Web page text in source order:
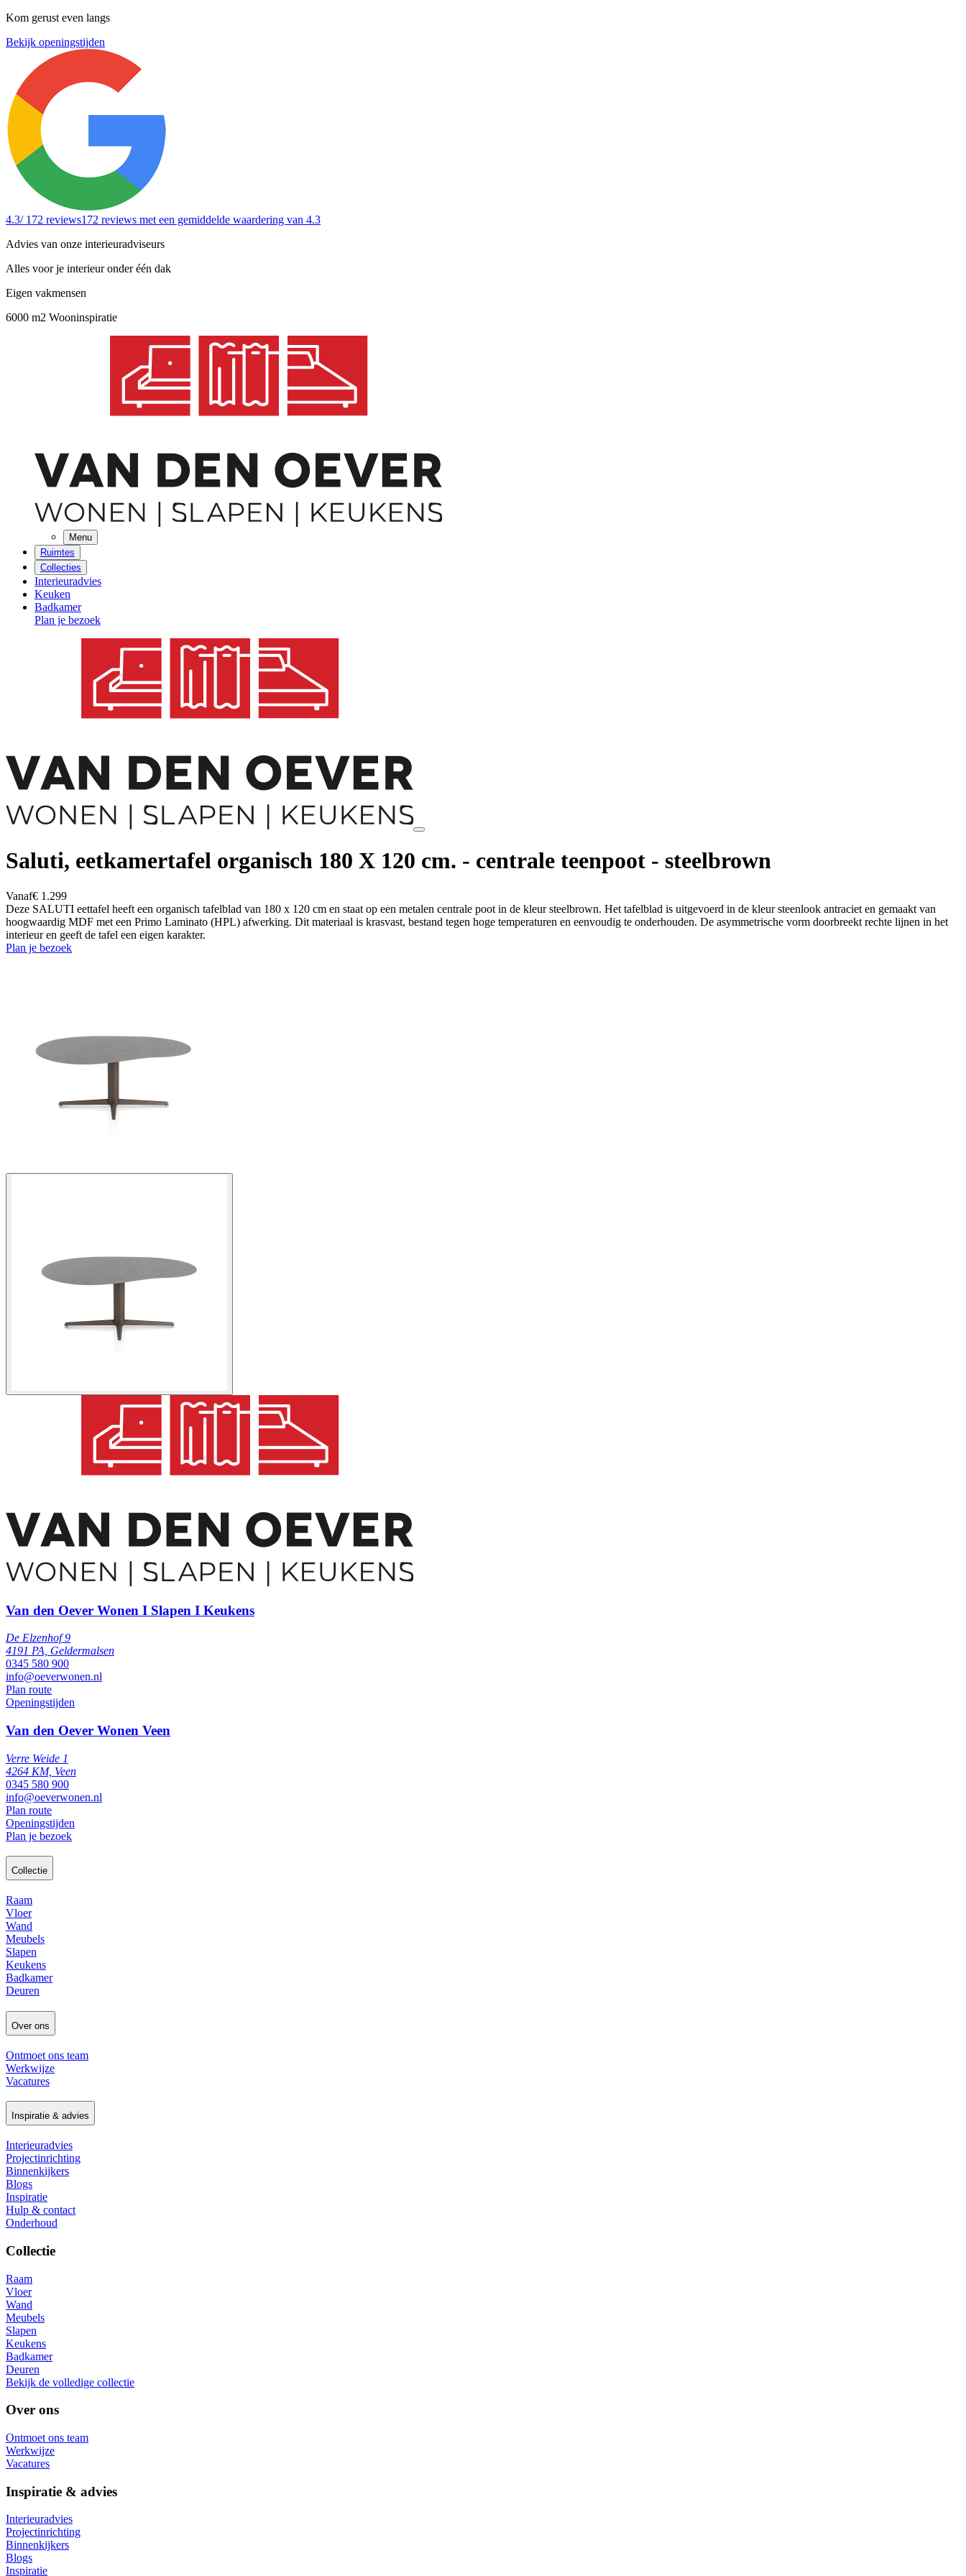
Kom gerust even langs
Bekijk openingstijden
4.3/ 172 reviews172 reviews met een gemiddelde waardering van 4.3
Advies van onze interieuradviseurs
Alles voor je interieur onder één dak
Eigen vakmensen
6000 m2 Wooninspiratie
Menu
Ruimtes
Collecties
Interieuradvies
Keuken
Badkamer
Plan je bezoek
Saluti, eetkamertafel organisch 180 X 120 cm. - centrale teenpoot - steelbrown
Vanaf€ 1.299
Deze SALUTI eettafel heeft een organisch tafelblad van 180 x 120 cm en staat op een metalen centrale poot in de kleur steelbrown. Het tafelblad is uitgevoerd in de kleur steenlook antraciet en gemaakt van
hoogwaardig MDF met een Primo Laminato (HPL) afwerking. Dit materiaal is krasvast, bestand tegen hoge temperaturen en eenvoudig te onderhouden. De asymmetrische vorm doorbreekt rechte lijnen in het
interieur en geeft de tafel een eigen karakter.
Plan je bezoek
Van den Oever Wonen I Slapen I Keukens
De Elzenhof 9
4191 PA, Geldermalsen
0345 580 900
info@oeverwonen.nl
Plan route
Openingstijden
Van den Oever Wonen Veen
Verre Weide 1
4264 KM, Veen
0345 580 900
info@oeverwonen.nl
Plan route
Openingstijden
Plan je bezoek
Collectie
Raam
Vloer
Wand
Meubels
Slapen
Keukens
Badkamer
Deuren
Over ons
Ontmoet ons team
Werkwijze
Vacatures
Inspiratie & advies
Interieuradvies
Projectinrichting
Binnenkijkers
Blogs
Inspiratie
Hulp & contact
Onderhoud
Collectie
Raam
Vloer
Wand
Meubels
Slapen
Keukens
Badkamer
Deuren
Bekijk de volledige collectie
Over ons
Ontmoet ons team
Werkwijze
Vacatures
Inspiratie & advies
Interieuradvies
Projectinrichting
Binnenkijkers
Blogs
Inspiratie